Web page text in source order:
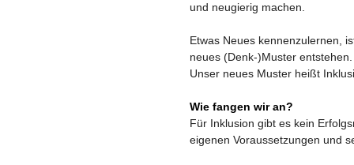
und neugierig machen.
Etwas Neues kennenzulernen,
neues (Denk-)Muster entstehen.
Unser neues Muster heißt
Wie fangen wir an?
Für Inklusion gibt es kein
eigenen Voraussetzungen und